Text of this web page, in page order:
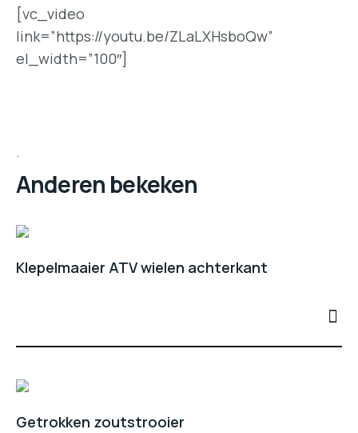
[vc_video
link=”https://youtu.be/ZLaLXHsboQw”
el_width=”100″]
Anderen bekeken
Klepelmaaier ATV wielen achterkant
Getrokken zoutstrooier